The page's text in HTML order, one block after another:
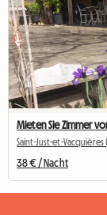
Mieten Sie Zimmer
Saint-Just-et-Vacquières
38 € / Nacht